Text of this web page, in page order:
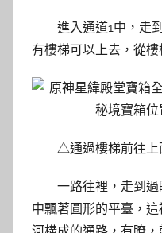
進入通道1中，走
有樓梯可以上去，從
△通過樓梯前往上
一路往裡，走到
中飄著圓形的平臺，